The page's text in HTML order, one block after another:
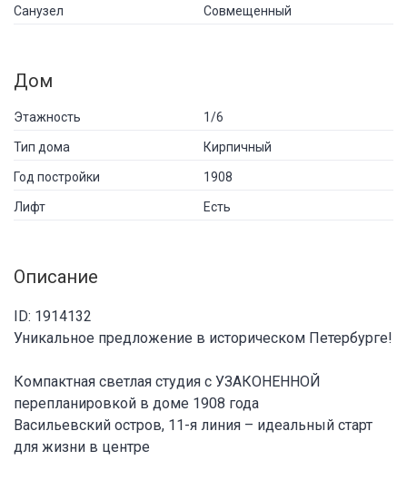
Санузел Совмещенный
Дом
Этажность 1/6
Тип дома Кирпичный
Год постройки 1908
Лифт Есть
Описание
ID: 1914132
Уникальное предложение в историческом Петербурге!
Компактная светлая студия с УЗАКОНЕННОЙ
перепланировкой в доме 1908 года
Васильевский остров, 11-я линия – идеальный старт
для жизни в центре